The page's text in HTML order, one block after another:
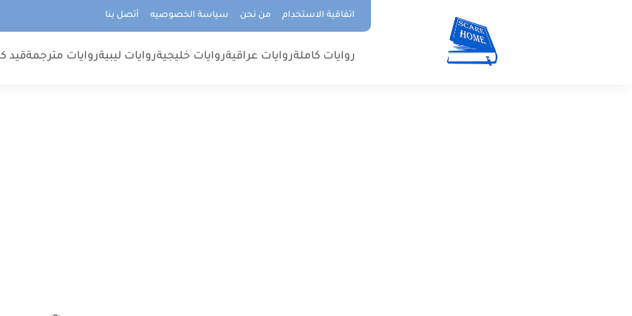
اتفاقية الاستخدام من نحن سياسة الخصوصيه أتصل بنا
روايات كاملةروايات عراقيةروايات خليجيةروايات ليبيةروايات مترجمةقيد